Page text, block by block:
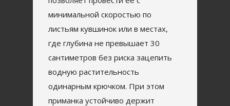
минимальной скоростью по
листьям кувшинок или в местах,
где глубина не превышает 30
сантиметров без риска зацепить
водную растительность
одинарным крючком. При этом
приманка устойчиво держит